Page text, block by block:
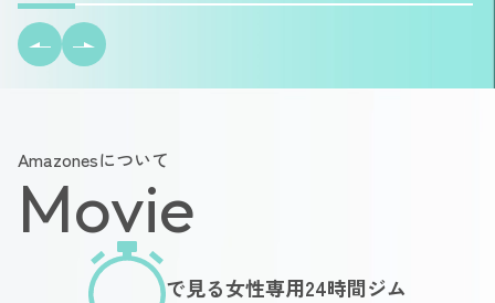
Amazonesについて
Movie
で見る女性専用24時間ジム